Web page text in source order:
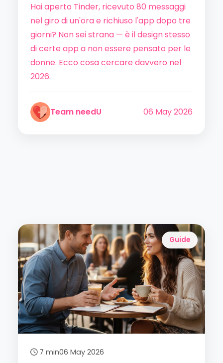
Hai aperto Tinder, ricevuto 80 messaggi
nel giro di un'ora e richiuso l'app dopo tre
giorni? Non sei strana — è il design stesso
di certe app a non essere pensato per le
donne. Ecco cosa cercare davvero nel
2026.
Team needU 06 May 2026
Guide
7 min06 May 2026